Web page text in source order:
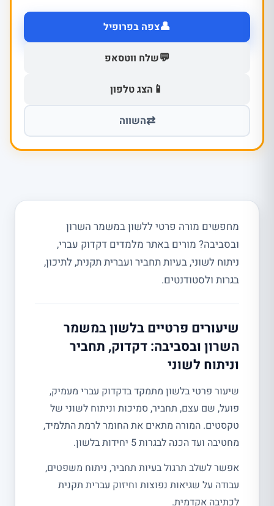
👤צפה בפרופיל
💬שלח ווטסאפ
📱 הצג טלפון
⇄השווה
מחפשים מורה פרטי ללשון במשמר השרון
ובסביבה? מורים באתר מלמדים דקדוק עברי,
ניתוח לשוני, בעיות תחביר ועברית תקנית, לתיכון,
בגרות ולסטודנטים.
שיעורים פרטיים בלשון במשמר
השרון ובסביבה: דקדוק, תחביר
וניתוח לשוני
שיעור פרטי בלשון מתמקד בדקדוק עברי מעמיק,
פועל, שם עצם, תחביר, סמיכות וניתוח לשוני של
טקסטים. המורה מתאים את החומר לרמת התלמיד,
מחטיבה ועד הכנה לבגרות 5 יחידות בלשון.
אפשר לשלב תרגול בעיות תחביר, ניתוח משפטים,
עבודה על שגיאות נפוצות וחיזוק עברית תקנית
לכתיבה אקדמית.